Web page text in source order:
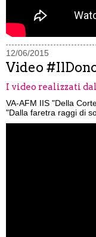
12/06/2015
Video
I video realizzati
VA-AFM IIS "Della
"Dalla faretra raggi di